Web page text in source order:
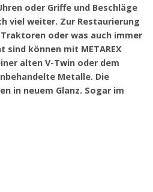
oder Griffe und Beschläge
viel weiter. Zur Restaurierung
oder was auch immer
können mit METAREX
alten V-Twin oder dem
Metalle. Die
in neuem Glanz. Sogar im